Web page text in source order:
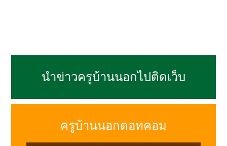
นำข่าวครูบ้านนอกไปติดเว็บ
ครูบ้านนอกดอทคอม